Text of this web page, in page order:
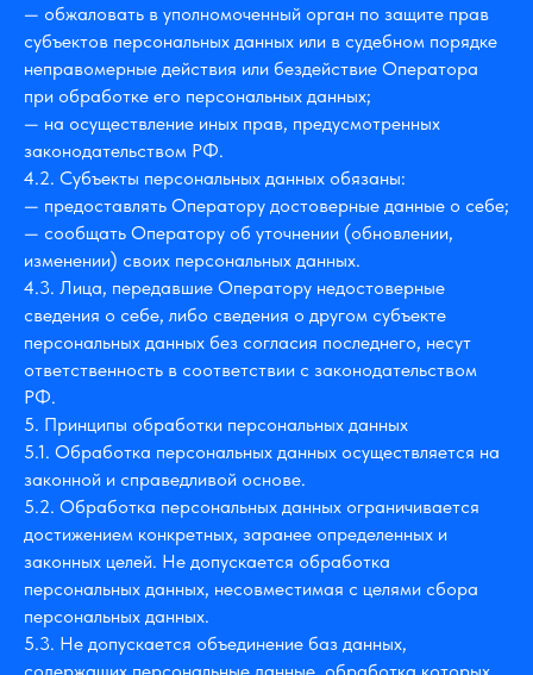
— обжаловать в уполномоченный орган по защите прав
субъектов персональных данных или в судебном порядке
неправомерные действия или бездействие Оператора
при обработке его персональных данных;
— на осуществление иных прав, предусмотренных
законодательством РФ.
4.2. Субъекты персональных данных обязаны:
— предоставлять Оператору достоверные данные о себе;
— сообщать Оператору об уточнении (обновлении,
изменении) своих персональных данных.
4.3. Лица, передавшие Оператору недостоверные
сведения о себе, либо сведения о другом субъекте
персональных данных без согласия последнего, несут
ответственность в соответствии с законодательством
РФ.
5. Принципы обработки персональных данных
5.1. Обработка персональных данных осуществляется на
законной и справедливой основе.
5.2. Обработка персональных данных ограничивается
достижением конкретных, заранее определенных и
законных целей. Не допускается обработка
персональных данных, несовместимая с целями сбора
персональных данных.
5.3. Не допускается объединение баз данных,